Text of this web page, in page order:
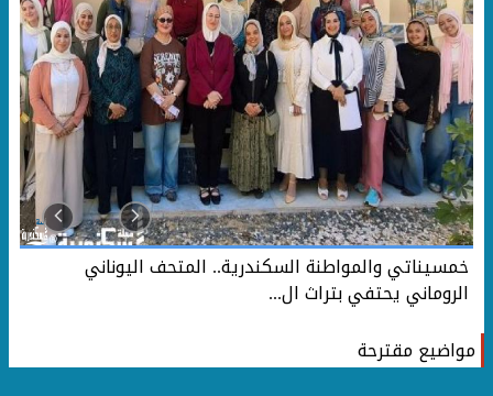
خمسيناتي والمواطنة السكندرية.. المتحف اليوناني
الروماني يحتفي بتراث ال...
مواضيع مقترحة